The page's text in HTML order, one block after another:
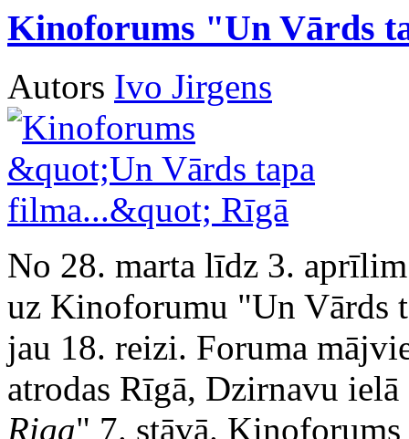
Kinoforums "Un Vārds
Autors Ivo Jirgens
No 28. marta līdz 3.
uz Kinoforumu "Un Vārds
jau 18. reizi. Foruma
atrodas Rīgā, Dzirnavu
Riga" 7. stāvā.